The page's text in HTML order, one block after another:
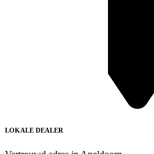
LOKALE DEALER